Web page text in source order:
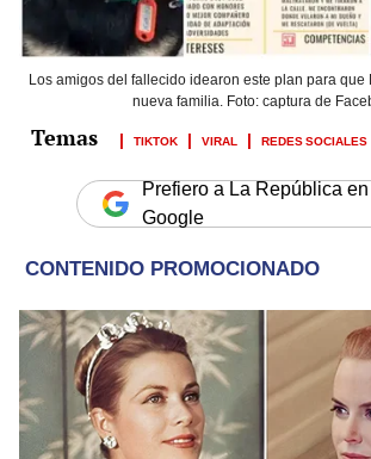
Los amigos del fallecido idearon este plan para que
nueva familia. Foto: captura de
TIKTOK VIRAL REDES SOCIALES
Prefiero a La República en
Google